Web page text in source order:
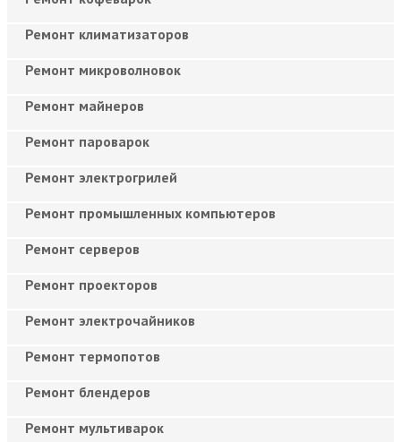
Ремонт климатизаторов
Ремонт микроволновок
Ремонт майнеров
Ремонт пароварок
Ремонт электрогрилей
Ремонт промышленных компьютеров
Ремонт серверов
Ремонт проекторов
Ремонт электрочайников
Ремонт термопотов
Ремонт блендеров
Ремонт мультиварок